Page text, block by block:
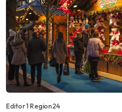
Editor 1 Region24